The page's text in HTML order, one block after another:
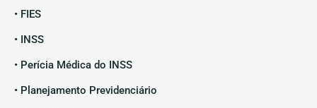
• FIES
• INSS
• Perícia Médica do INSS
• Planejamento Previdenciário